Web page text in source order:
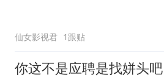
仙女影视君 1跟贴
你这不是应聘是找姘头吧